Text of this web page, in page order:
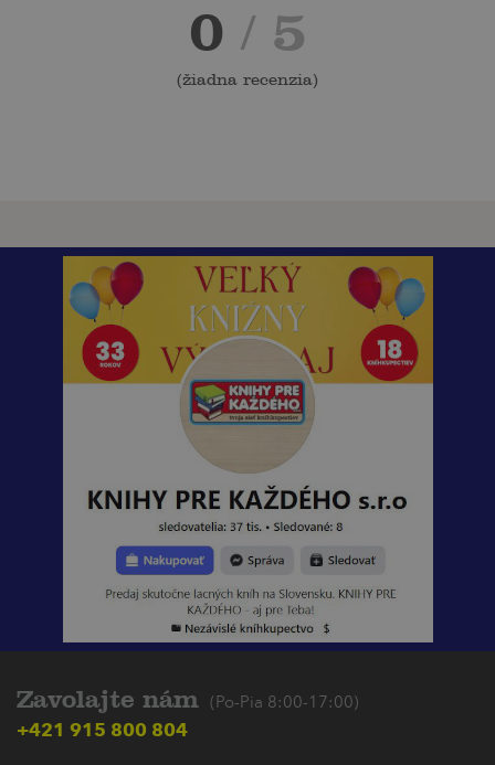
0 / 5
(žiadna recenzia)
Zavolajte nám (Po-Pia 8:00-17:00)
+421 915 800 804